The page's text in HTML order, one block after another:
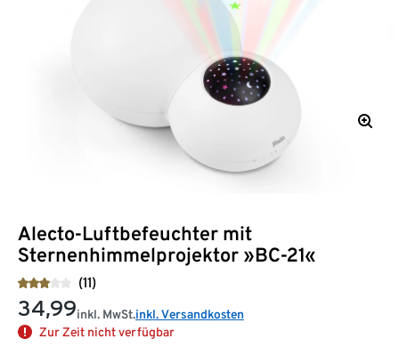
Alecto-Luftbefeuchter mit
Sternenhimmelprojektor »BC-21«
(11)
34,99inkl. MwSt.inkl. Versandkosten
Zur Zeit nicht verfügbar